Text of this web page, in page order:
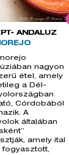
ANDALÚZ
nagyon
étel, amely
a Dél-
Córdobából
A
általában
amely ital
fogyasztott,